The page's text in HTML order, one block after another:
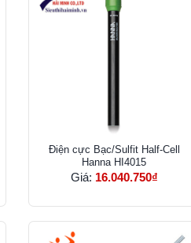
Điện cực Bạc/Sulfit Half-Cell
Hanna HI4015
Giá: 16.040.750₫